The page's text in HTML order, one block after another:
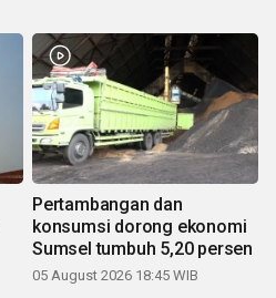
Pertambangan dan
konsumsi dorong ekonomi
Sumsel tumbuh 5,20 persen
05 August 2026 18:45 WIB